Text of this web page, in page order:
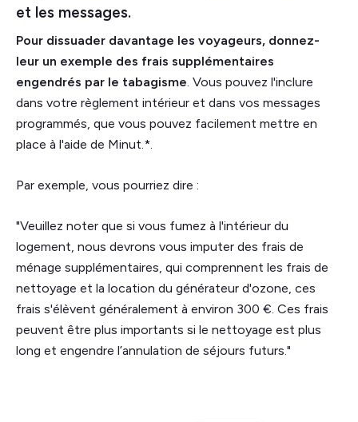
et les messages.
Pour dissuader davantage les voyageurs, donnez-
leur un exemple des frais supplémentaires
engendrés par le tabagisme. Vous pouvez l'inclure
dans votre règlement intérieur et dans vos messages
programmés, que vous pouvez facilement mettre en
place à l'aide de Minut.*.
Par exemple, vous pourriez dire :
"Veuillez noter que si vous fumez à l'intérieur du
logement, nous devrons vous imputer des frais de
ménage supplémentaires, qui comprennent les frais de
nettoyage et la location du générateur d'ozone, ces
frais s'élèvent généralement à environ 300 €. Ces frais
peuvent être plus importants si le nettoyage est plus
long et engendre l’annulation de séjours futurs."